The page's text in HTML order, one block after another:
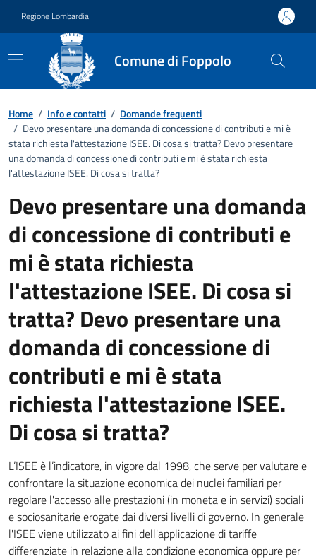
Regione Lombardia
Comune di Foppolo
Dettagli FAQ
Home / Info e contatti / Domande frequenti
/ Devo presentare una domanda di concessione di contributi e mi è
stata richiesta l'attestazione ISEE. Di cosa si tratta? Devo presentare
una domanda di concessione di contributi e mi è stata richiesta
l'attestazione ISEE. Di cosa si tratta?
Devo presentare una domanda
di concessione di contributi e
mi è stata richiesta
l'attestazione ISEE. Di cosa si
tratta? Devo presentare una
domanda di concessione di
contributi e mi è stata
richiesta l'attestazione ISEE.
Di cosa si tratta?
L’ISEE è l’indicatore, in vigore dal 1998, che serve per valutare e
confrontare la situazione economica dei nuclei familiari per
regolare l'accesso alle prestazioni (in moneta e in servizi) sociali
e sociosanitarie erogate dai diversi livelli di governo. In generale
l'ISEE viene utilizzato ai fini dell'applicazione di tariffe
differenziate in relazione alla condizione economica oppure per